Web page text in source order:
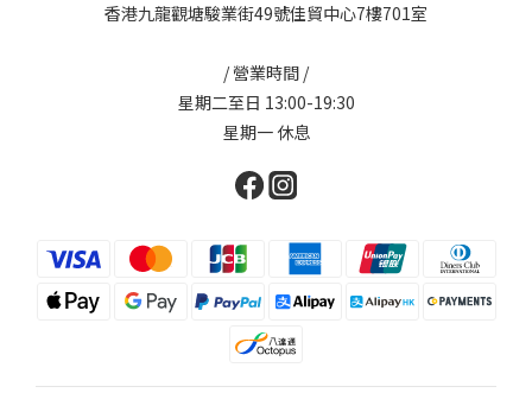
香港九龍觀塘駿業街49號佳貿中心7樓701室
/ 營業時間 /
星期二至日 13:00-19:30
星期一 休息